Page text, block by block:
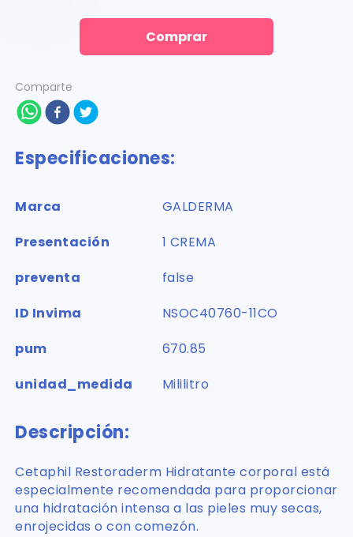
Comprar
Comparte
Especificaciones:
Marca
GALDERMA
Presentación
1 CREMA
preventa
false
ID Invima
NSOC40760-11CO
pum
670.85
unidad_medida
Mililitro
Descripción:
Cetaphil Restoraderm Hidratante corporal está
especialmente recomendada para proporcionar
una hidratación intensa a las pieles muy secas,
enrojecidas o con comezón.